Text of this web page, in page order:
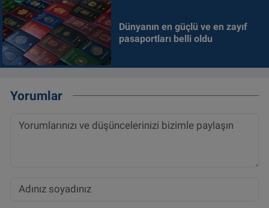
Dünyanın en güçlü ve en zayıf
pasaportları belli oldu
Yorumlar